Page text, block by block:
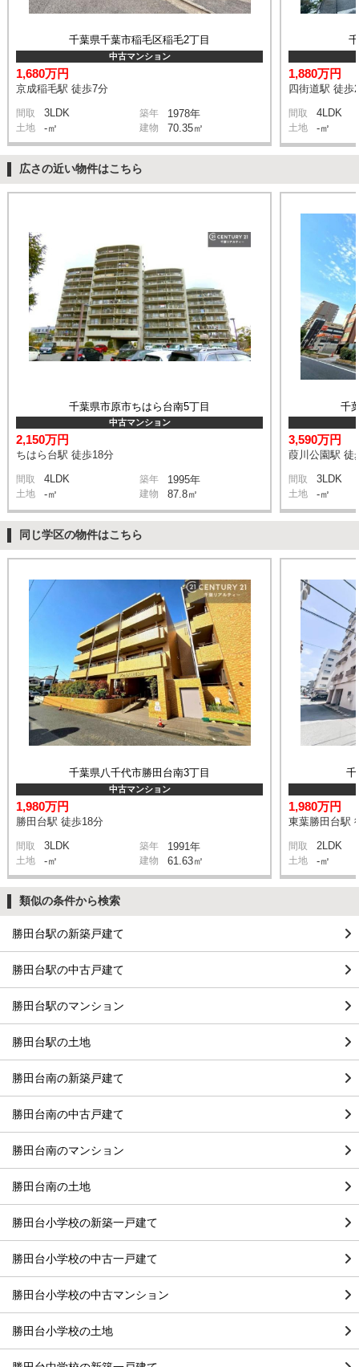
千葉県千葉市稲毛区稲毛2丁目
中古マンション
1,680万円
京成稲毛駅 徒歩7分
間取 3LDK 築年 1978年
土地 -㎡ 建物 70.35㎡
1,880万円
四街道駅 徒歩
間取 4LDK
土地 -㎡
広さの近い物件はこちら
千葉県市原市ちはら台南5丁目
中古マンション
2,150万円
ちはら台駅 徒歩18分
間取 4LDK 築年 1995年
土地 -㎡ 建物 87.8㎡
千
3,590万円
葭川公園駅 徒
間取 3LDK
土地 -㎡
同じ学区の物件はこちら
千葉県八千代市勝田台南3丁目
中古マンション
1,980万円
勝田台駅 徒歩18分
間取 3LDK 築年 1991年
土地 -㎡ 建物 61.63㎡
千
1,980万円
東葉勝田台駅
間取 2LDK
土地 -㎡
類似の条件から検索
勝田台駅の新築戸建て
勝田台駅の中古戸建て
勝田台駅のマンション
勝田台駅の土地
勝田台南の新築戸建て
勝田台南の中古戸建て
勝田台南のマンション
勝田台南の土地
勝田台小学校の新築一戸建て
勝田台小学校の中古一戸建て
勝田台小学校の中古マンション
勝田台小学校の土地